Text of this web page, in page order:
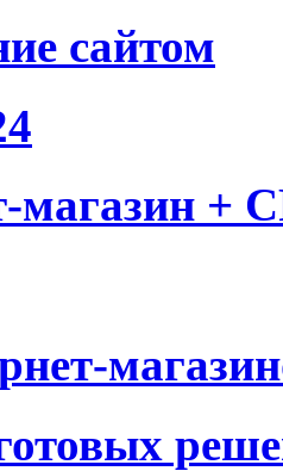
сайтом
магазин +